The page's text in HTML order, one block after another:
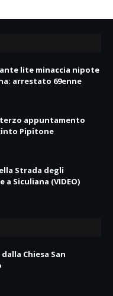
lite minaccia nipote
arrestato 69enne
appuntamento
Pipitone
Strada degli
Siculiana (VIDEO)
Chiesa San